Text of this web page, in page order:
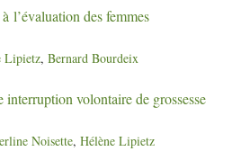
l’évaluation des femmes
Lipietz, Bernard Bourdeix
volontaire de grossesse
Noisette, Hélène Lipietz